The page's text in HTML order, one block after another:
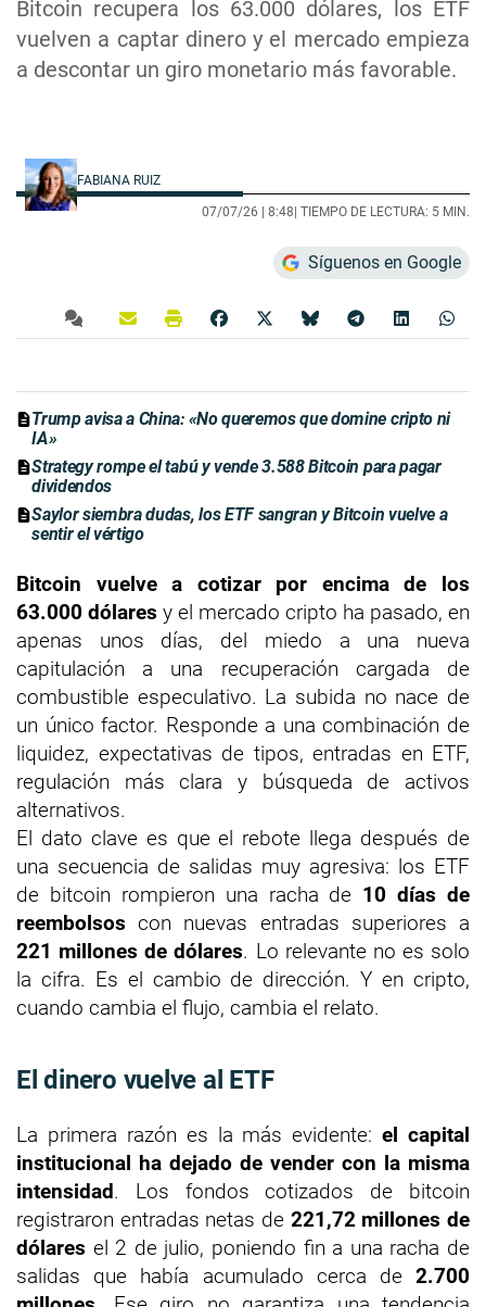
Bitcoin recupera los 63.000 dólares, los ETF
vuelven a captar dinero y el mercado empieza
a descontar un giro monetario más favorable.
FABIANA RUIZ
07/07/26 | 8:48 | TIEMPO DE LECTURA: 5 MIN.
Síguenos en Google
Trump avisa a China: «No queremos que domine cripto ni
IA»
Strategy rompe el tabú y vende 3.588 Bitcoin para pagar
dividendos
Saylor siembra dudas, los ETF sangran y Bitcoin vuelve a
sentir el vértigo
Bitcoin vuelve a cotizar por encima de los
63.000 dólares y el mercado cripto ha pasado, en
apenas unos días, del miedo a una nueva
capitulación a una recuperación cargada de
combustible especulativo. La subida no nace de
un único factor. Responde a una combinación de
liquidez, expectativas de tipos, entradas en ETF,
regulación más clara y búsqueda de activos
alternativos.
El dato clave es que el rebote llega después de
una secuencia de salidas muy agresiva: los ETF
de bitcoin rompieron una racha de 10 días de
reembolsos con nuevas entradas superiores a
221 millones de dólares. Lo relevante no es solo
la cifra. Es el cambio de dirección. Y en cripto,
cuando cambia el flujo, cambia el relato.
El dinero vuelve al ETF
La primera razón es la más evidente:el capital
institucional ha dejado de vender con la misma
intensidad. Los fondos cotizados de bitcoin
registraron entradas netas de 221,72 millones de
dólares el 2 de julio, poniendo fin a una racha de
salidas que había acumulado cerca de 2.700